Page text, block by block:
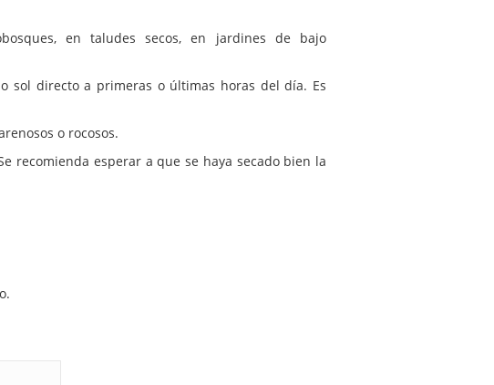
en taludes secos, en jardines de bajo
sol directo a primeras o últimas horas del día. Es
o rocosos.
recomienda esperar a que se haya secado bien la